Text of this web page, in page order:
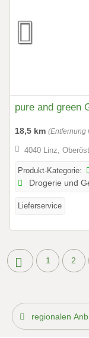
pure and green
18,5 km (Entfernung
4040 Linz,
Produkt-Kategorie:
Drogerie und
Lieferservice
1 2
regionalen